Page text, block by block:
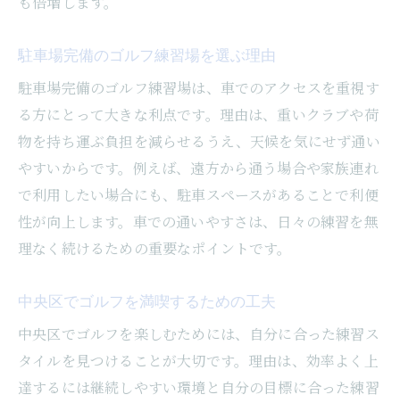
駐車場完備のゴルフ練習場を選ぶ理由
駐車場完備のゴルフ練習場は、車でのアクセスを重視す
る方にとって大きな利点です。理由は、重いクラブや荷
物を持ち運ぶ負担を減らせるうえ、天候を気にせず通い
やすいからです。例えば、遠方から通う場合や家族連れ
で利用したい場合にも、駐車スペースがあることで利便
性が向上します。車での通いやすさは、日々の練習を無
理なく続けるための重要なポイントです。
中央区でゴルフを満喫するための工夫
中央区でゴルフを楽しむためには、自分に合った練習ス
タイルを見つけることが大切です。理由は、効率よく上
達するには継続しやすい環境と自分の目標に合った練習